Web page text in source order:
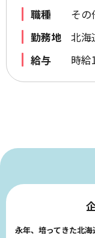
職種
その
勤務地
北海
給与
時給
永年、培ってきた北